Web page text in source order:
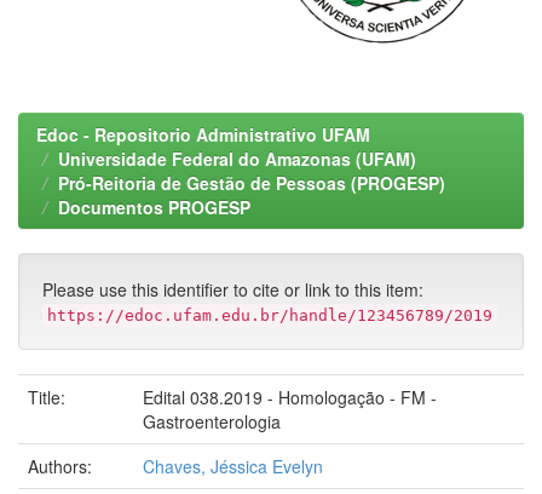
Edoc - Repositorio Administrativo UFAM
Universidade Federal do Amazonas (UFAM)
Pró-Reitoria de Gestão de Pessoas (PROGESP)
Documentos PROGESP
Please use this identifier to cite or link to this item:
https://edoc.ufam.edu.br/handle/123456789/2019
Title:
Edital 038.2019 - Homologação - FM -
Gastroenterologia
Authors:
Chaves, Jéssica Evelyn